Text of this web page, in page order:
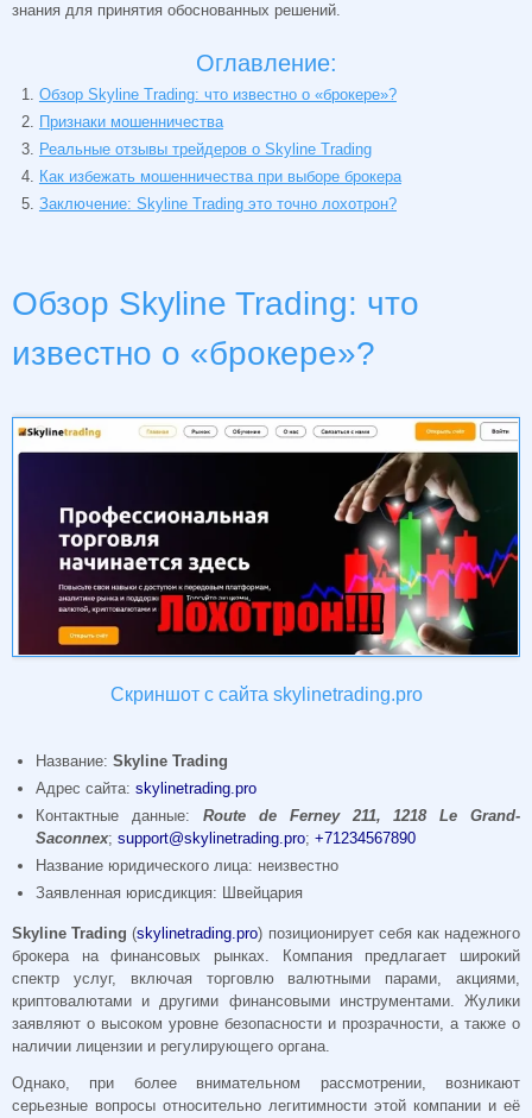
знания для принятия обоснованных решений.
Оглавление:
Обзор Skyline Trading: что известно о «брокере»?
Признаки мошенничества
Реальные отзывы трейдеров о Skyline Trading
Как избежать мошенничества при выборе брокера
Заключение: Skyline Trading это точно лохотрон?
Обзор Skyline Trading: что
известно о «брокере»?
Скриншот с сайта skylinetrading.pro
Название:Skyline Trading
Адрес сайта:skylinetrading.pro
Контактные данные:Route de Ferney 211, 1218 Le Grand-
Saconnex;support@skylinetrading.pro;+71234567890
Название юридического лица: неизвестно
Заявленная юрисдикция: Швейцария
Skyline Trading (skylinetrading.pro) позиционирует себя как надежного
брокера на финансовых рынках. Компания предлагает широкий
спектр услуг, включая торговлю валютными парами, акциями,
криптовалютами и другими финансовыми инструментами. Жулики
заявляют о высоком уровне безопасности и прозрачности, а также о
наличии лицензии и регулирующего органа.
Однако, при более внимательном рассмотрении, возникают
серьезные вопросы относительно легитимности этой компании и её